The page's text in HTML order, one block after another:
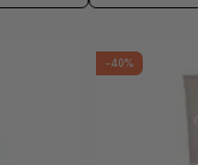
-40%